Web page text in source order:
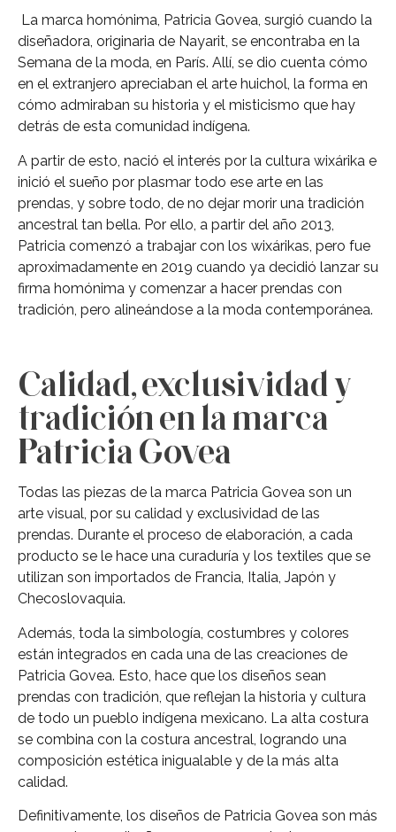
La marca homónima, Patricia Govea, surgió cuando la
diseñadora, originaria de Nayarit, se encontraba en la
Semana de la moda, en París. Allí, se dio cuenta cómo
en el extranjero apreciaban el arte huichol, la forma en
cómo admiraban su historia y el misticismo que hay
detrás de esta comunidad indígena.
A partir de esto, nació el interés por la cultura wixárika e
inició el sueño por plasmar todo ese arte en las
prendas, y sobre todo, de no dejar morir una tradición
ancestral tan bella. Por ello, a partir del año 2013,
Patricia comenzó a trabajar con los wixárikas, pero fue
aproximadamente en 2019 cuando ya decidió lanzar su
firma homónima y comenzar a hacer prendas con
tradición, pero alineándose a la moda contemporánea.
Calidad, exclusividad y
tradición en la marca
Patricia Govea
Todas las piezas de la marca Patricia Govea son un
arte visual, por su calidad y exclusividad de las
prendas. Durante el proceso de elaboración, a cada
producto se le hace una curaduría y los textiles que se
utilizan son importados de Francia, Italia, Japón y
Checoslovaquia.
Además, toda la simbología, costumbres y colores
están integrados en cada una de las creaciones de
Patricia Govea. Esto, hace que los diseños sean
prendas con tradición, que reflejan la historia y cultura
de todo un pueblo indígena mexicano. La alta costura
se combina con la costura ancestral, logrando una
composición estética inigualable y de la más alta
calidad.
Definitivamente, los diseños de Patricia Govea son más